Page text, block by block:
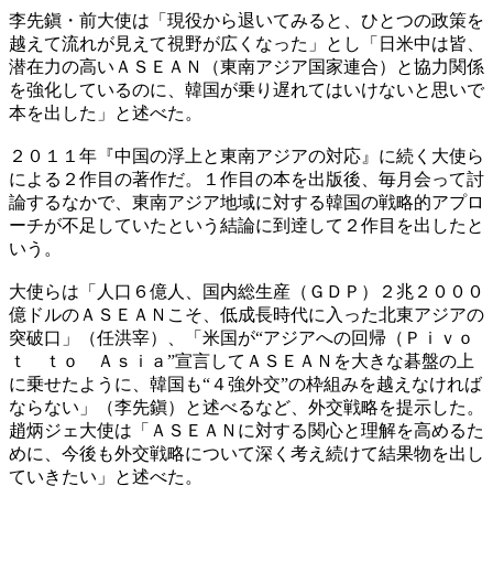
李先鎭・前大使は「現役から退いてみると、ひとつの政策を
越えて流れが見えて視野が広くなった」とし「日米中は皆、
潜在力の高いＡＳＥＡＮ（東南アジア国家連合）と協力関係
を強化しているのに、韓国が乗り遅れてはいけないと思いで
本を出した」と述べた。
２０１１年『中国の浮上と東南アジアの対応』に続く大使ら
による２作目の著作だ。１作目の本を出版後、毎月会って討
論するなかで、東南アジア地域に対する韓国の戦略的アプロ
ーチが不足していたという結論に到逹して２作目を出したと
いう。
大使らは「人口６億人、国内総生産（ＧＤＰ）２兆２０００
億ドルのＡＳＥＡＮこそ、低成長時代に入った北東アジアの
突破口」（任洪宰）、「米国が“アジアへの回帰（Ｐｉｖｏ
ｔ ｔｏ Ａｓｉａ”宣言してＡＳＥＡＮを大きな碁盤の上
に乗せたように、韓国も“４強外交”の枠組みを越えなければ
ならない」（李先鎭）と述べるなど、外交戦略を提示した。
趙炳ジェ大使は「ＡＳＥＡＮに対する関心と理解を高めるた
めに、今後も外交戦略について深く考え続けて結果物を出し
ていきたい」と述べた。